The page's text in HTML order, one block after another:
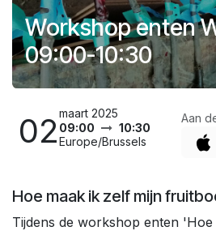
Workshop enten
09:00-10:30
02maart 2025
09:00
10:30
Europe/Brussels
Aan
Hoe maak ik zelf mijn
Tijdens de workshop enten